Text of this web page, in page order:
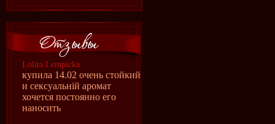
Lolita Lempicka
купила 14.02 очень стойкий
и сексуальній аромат
хочется постоянно его
наносить